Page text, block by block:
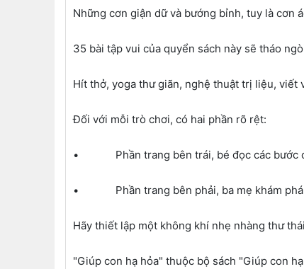
Những cơn giận dữ và bướng bỉnh, tuy là cơn
35 bài tập vui của quyển sách này sẽ tháo
Hít thở, yoga thư giãn, nghệ thuật trị liệu, viết
Đối với mỗi trò chơi, có hai phần rõ rệt:
• Phần trang bên trái, bé đọc các bước
• Phần trang bên phải, ba mẹ khám phá
Hãy thiết lập một không khí nhẹ nhàng thư
"Giúp con hạ hỏa" thuộc bộ sách "Giúp con